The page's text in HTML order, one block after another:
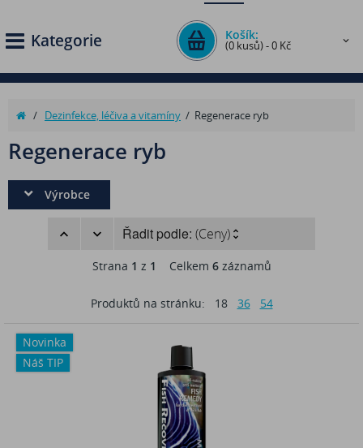
Kategorie Košík:
(0 kusů) - 0 Kč
/ Dezinfekce, léčiva a vitamíny / Regenerace ryb
Regenerace ryb
Výrobce
Řadit podle: (Ceny)
Strana 1 z 1 Celkem 6záznamů
Produktů na stránku: 18 36 54
Novinka
Náš TIP